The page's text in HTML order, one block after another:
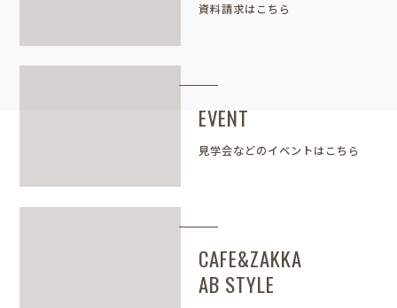
資料請求はこちら
EVENT
見学会などのイベントはこちら
CAFE&ZAKKA
AB STYLE